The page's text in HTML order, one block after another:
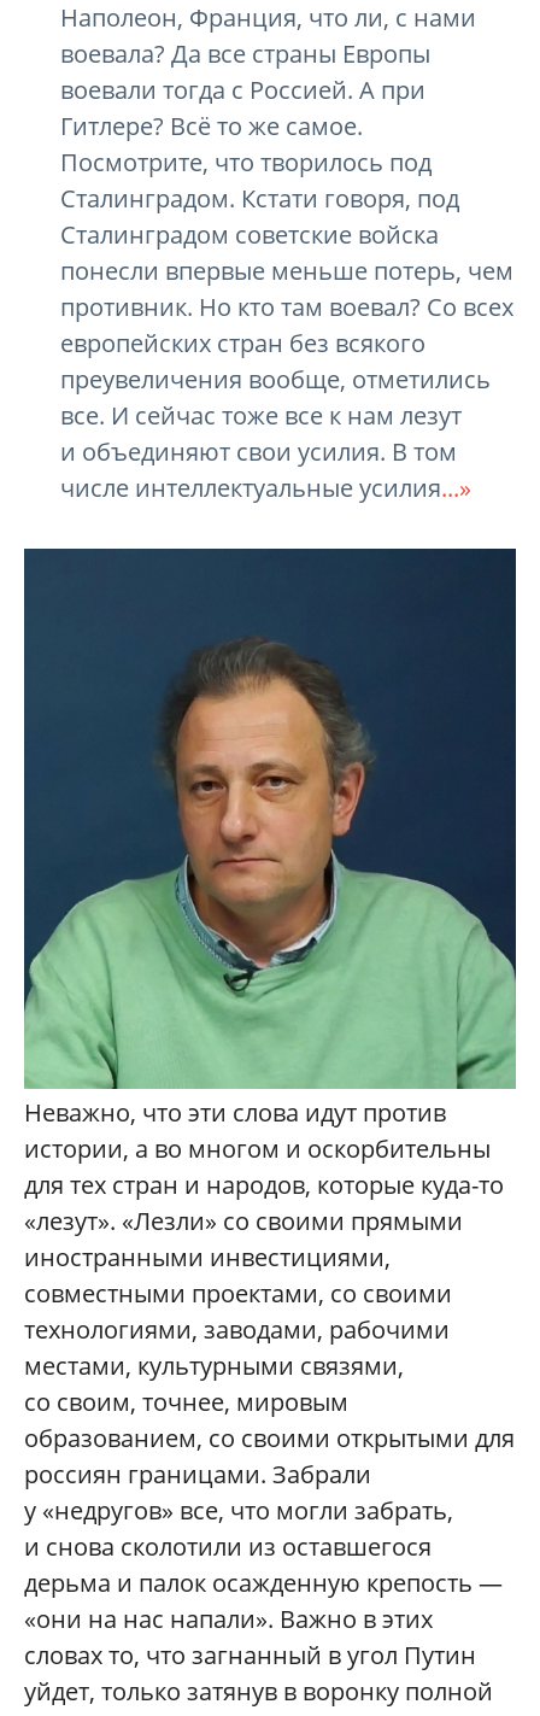
Наполеон, Франция, что ли, с нами
воевала? Да все страны Европы
воевали тогда с Россией. А при
Гитлере? Всё то же самое.
Посмотрите, что творилось под
Сталинградом. Кстати говоря, под
Сталинградом советские войска
понесли впервые меньше потерь, чем
противник. Но кто там воевал? Со всех
европейских стран без всякого
преувеличения вообще, отметились
все. И сейчас тоже все к нам лезут
и объединяют свои усилия. В том
числе интеллектуальные усилия...»
Неважно, что эти слова идут против
истории, а во многом и оскорбительны
для тех стран и народов, которые куда-то
«лезут». «Лезли» со своими прямыми
иностранными инвестициями,
совместными проектами, со своими
технологиями, заводами, рабочими
местами, культурными связями,
со своим, точнее, мировым
образованием, со своими открытыми для
россиян границами. Забрали
у «недругов» все, что могли забрать,
и снова сколотили из оставшегося
дерьма и палок осажденную крепость —
«они на нас напали». Важно в этих
словах то, что загнанный в угол Путин
уйдет, только затянув в воронку полной